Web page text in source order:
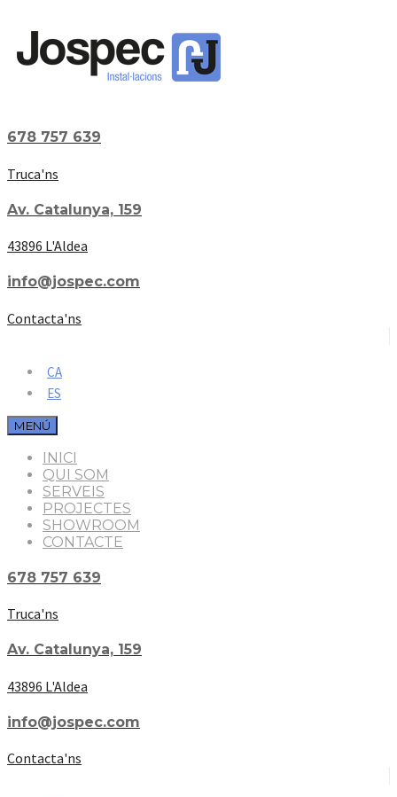
678 757 639
Truca'ns
Av. Catalunya, 159
43896 L'Aldea
info@jospec.com
Contacta'ns
CA
ES
MENÚ
INICI
QUI SOM
SERVEIS
PROJECTES
SHOWROOM
CONTACTE
678 757 639
Truca'ns
Av. Catalunya, 159
43896 L'Aldea
info@jospec.com
Contacta'ns